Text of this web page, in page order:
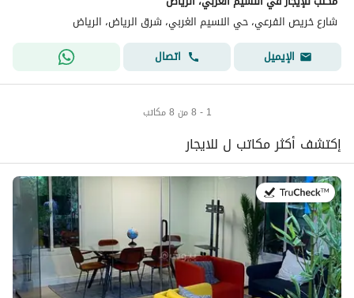
شارع خريص الفرعي، حي النسيم الغربي، شرق الرياض، الرياض
الإيميل
اتصال
1 - 8 من 8 مكاتب
إكتشف أكثر مكاتب ل للايجار
في:14 يوليو 2026